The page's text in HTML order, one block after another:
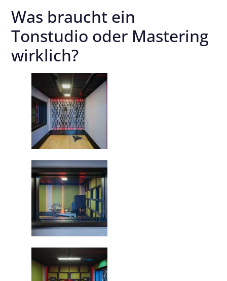
Was braucht ein
Tonstudio oder Mastering
wirklich?